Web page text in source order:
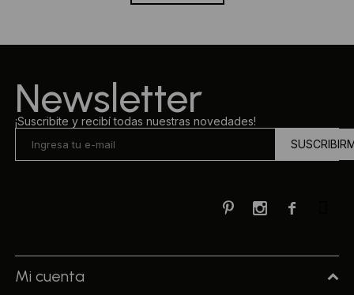
Newsletter
¡Suscribite y recibí todas nuestras novedades!

 
Mi cuenta